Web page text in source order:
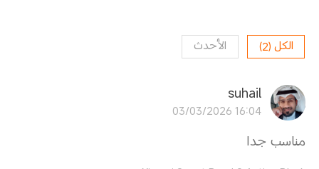
الكل (
2
) الأحدث
suhail
03/03/2026 16:04
مناسب جدا